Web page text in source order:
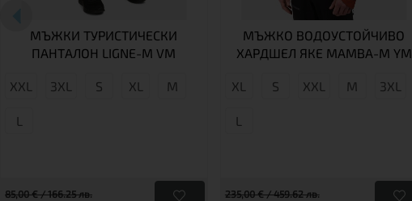
МЪЖКИ ТУРИСТИЧЕСКИ
ПАНТАЛОН LIGNE-M VM
XXL 3XL S XL M
L
85,00 € / 166.25 лв.
МЪЖКО ВОДОУСТОЙЧИВО
ХАРДШЕЛ ЯКЕ MAMBA-M YM
XL S XXL М 3XL
L
235,00 € / 459.62 лв.